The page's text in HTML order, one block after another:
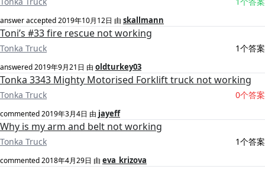
answer accepted2019年10月12日 由 skallmann
Toni’s #33 fire rescue not working
Tonka Truck 1个答案
answered2019年9月21日 由 oldturkey03
Tonka 3343 Mighty Motorised Forklift truck not working
Tonka Truck 0个答案
commented2019年3月4日 由 jayeff
Why is my arm and belt not working
Tonka Truck 1个答案
commented2018年4月29日 由 eva_krizova